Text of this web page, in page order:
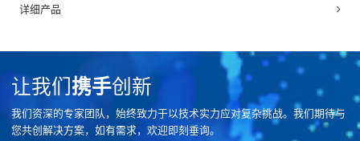
详细产品
让我们携手创新
我们资深的专家团队，始终致力于以技术实力应对复杂挑战。我们期待与
您共创解决方案，如有需求，欢迎即刻垂询。